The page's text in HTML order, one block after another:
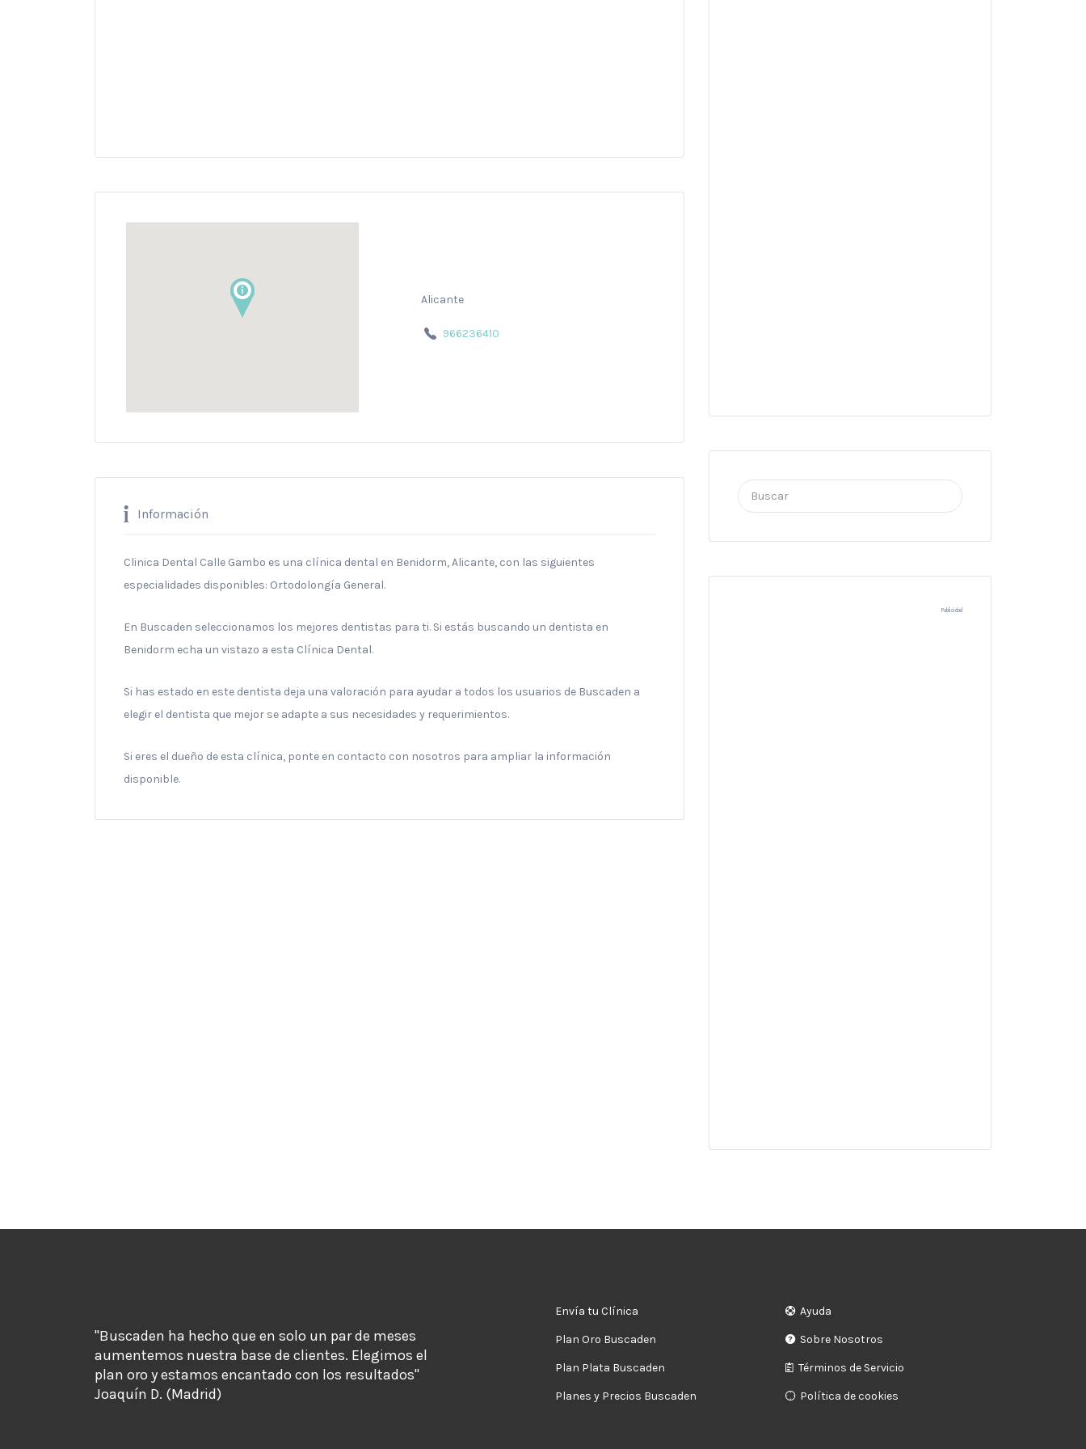
Alicante
966236410
Información
Clinica Dental Calle Gambo es una clínica dental en Benidorm, Alicante, con las siguientes
especialidades disponibles: Ortodolongía General.
En Buscaden seleccionamos los mejores dentistas para ti. Si estás buscando un dentista en
Benidorm echa un vistazo a esta Clínica Dental.
Si has estado en este dentista deja una valoración para ayudar a todos los usuarios de Buscaden a
elegir el dentista que mejor se adapte a sus necesidades y requerimientos.
Si eres el dueño de esta clínica, ponte en contacto con nosotros para ampliar la información
disponible.
Buscar
por:
Publicidad
"Buscaden ha hecho que en solo un par de meses
aumentemos nuestra base de clientes. Elegimos el
plan oro y estamos encantado con los resultados"
Joaquín D. (Madrid)
Envía tu Clínica
Plan Oro Buscaden
Plan Plata Buscaden
Planes y Precios Buscaden
Ayuda
Sobre Nosotros
Términos de Servicio
Política de cookies